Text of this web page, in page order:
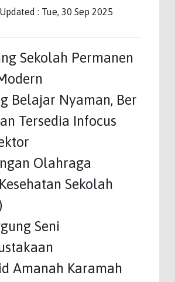
: Tue, 30 Sep 2025
Sekolah Permanen
Belajar Nyaman, Ber
Tersedia Infocus
Olahraga
Sekolah
Seni
Amanah Karamah